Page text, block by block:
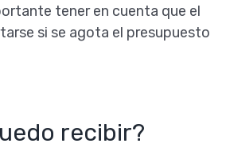
tener en cuenta que el
si se agota el presupuesto
recibir?